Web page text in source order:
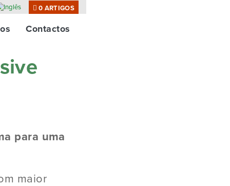
0 ARTIGOS
Contactos
para uma
maior